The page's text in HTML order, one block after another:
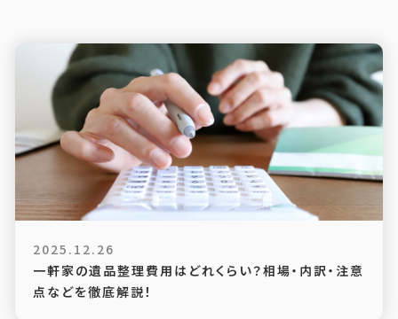
2025.12.26
一軒家の遺品整理費用はどれくらい？相場・内訳・注意
点などを徹底解説！